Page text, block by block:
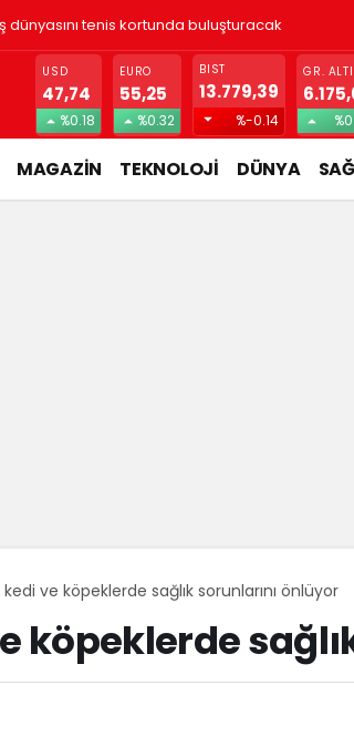
dikkat! Gizlice yerleşen parazit, görme
USD
47,74
%0.18
EURO
55,25
%0.32
BIST
13.779,39
%-0.14
GR.
MAGAZİN TEKNOLOJİ DÜNYA
kedi ve köpeklerde sağlık sorunlarını önlüyor
köpeklerde